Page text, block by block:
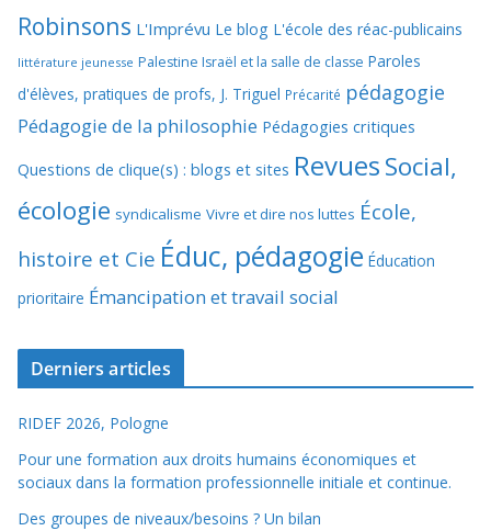
Robinsons L'Imprévu Le blog L'école des réac-publicains
littérature jeunesse Palestine Israël et la salle de classe Paroles
d'élèves, pratiques de profs, J. Triguel Précarité pédagogie
Pédagogie de la philosophie Pédagogies critiques
Questions de clique(s) : blogs et sites RevuesSocial,
écologie syndicalisme Vivre et dire nos luttes École,
histoire et Cie Éduc, pédagogie Éducation
prioritaire Émancipation et travail social
Derniers articles
RIDEF 2026, Pologne
Pour une formation aux droits humains économiques et
sociaux dans la formation professionnelle initiale et continue.
Des groupes de niveaux/besoins ? Un bilan